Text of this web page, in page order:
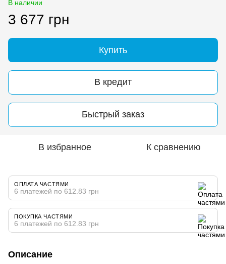
В наличии
3 677 грн
Купить
В кредит
Быстрый заказ
В избранное К сравнению
ОПЛАТА ЧАСТЯМИ
6 платежей по 612.83 грн
ПОКУПКА ЧАСТЯМИ
6 платежей по 612.83 грн
Описание